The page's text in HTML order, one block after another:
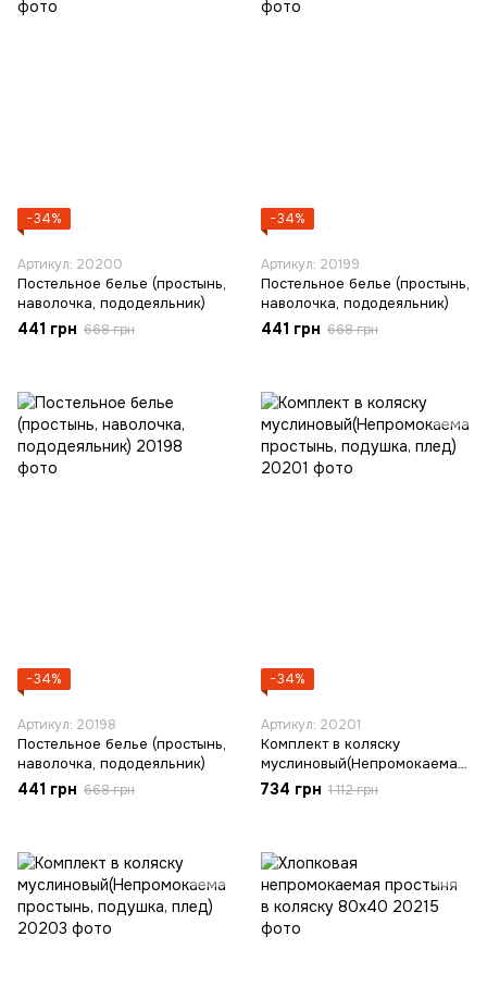
−34%
Артикул: 20200
Постельное белье (простынь,
наволочка, пододеяльник)
441 грн 668 грн
−34%
Артикул: 20199
Постельное белье (простынь,
наволочка, пододеяльник)
441 грн 668 грн
−34%
Артикул: 20198
Постельное белье (простынь,
наволочка, пододеяльник)
441 грн 668 грн
−34%
Артикул: 20201
Комплект в коляску
муслиновый(Непромокаемая
простынь, подушка, плед)
734 грн 1 112 грн